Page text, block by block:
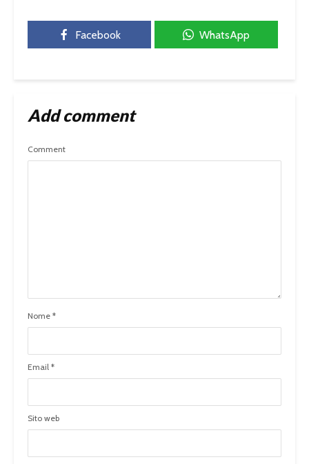
Facebook WhatsApp
Add comment
Comment
Nome *
Email *
Sito web